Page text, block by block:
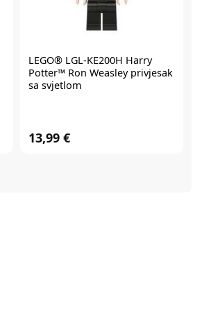
LEGO® LGL-KE200H Harry
Potter™ Ron Weasley privjesak
sa svjetlom
13,99 €